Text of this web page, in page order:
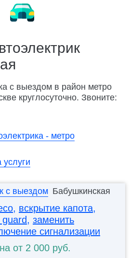
Ремонт электрооборудования
Разблокировать техноблок
Ремонт замка зажигания
с выездом в район метро
круглосуточно. Звоните:
- метро
с выездом Бабушкинская
, вскрытие капота,
, заменить
сигнализации
от 2 000 руб.